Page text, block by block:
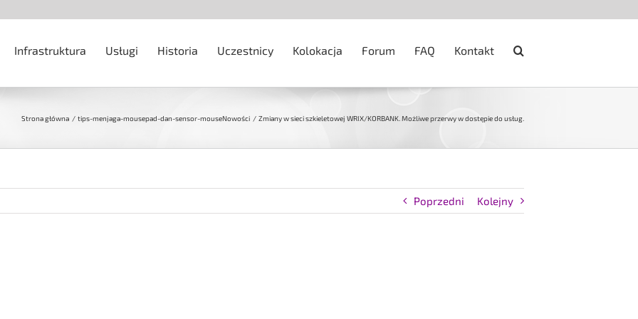
Infrastruktura Usługi Historia Uczestnicy Kolokacja Forum FAQ Kontakt
Strona główna tips-menjaga-mousepad-dan-sensor-mouseNowości Zmiany w sieci szkieletowej WRIX/KORBANK. Możliwe przerwy w dostępie do usług.
Poprzedni Kolejny